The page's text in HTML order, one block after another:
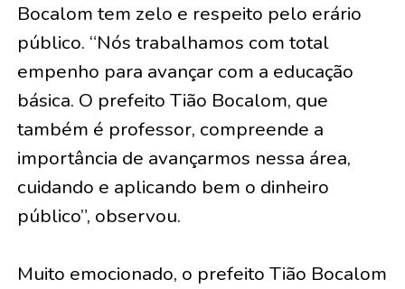
Bocalom tem zelo e respeito pelo erário
público. “Nós trabalhamos com total
empenho para avançar com a educação
básica. O prefeito Tião Bocalom, que
também é professor, compreende a
importância de avançarmos nessa área,
cuidando e aplicando bem o dinheiro
público”, observou.
Muito emocionado, o prefeito Tião Bocalom